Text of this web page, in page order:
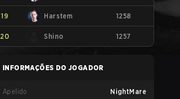
19 Harstem 1258
20 Shino 1257
INFORMAÇÕES DO JOGADOR
Apelido NightMare